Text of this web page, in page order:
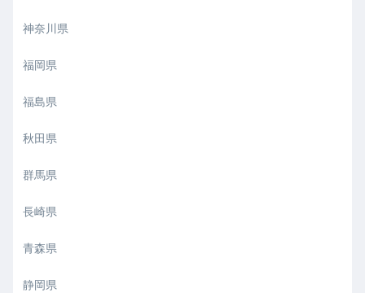
神奈川県
福岡県
福島県
秋田県
群馬県
長崎県
青森県
静岡県